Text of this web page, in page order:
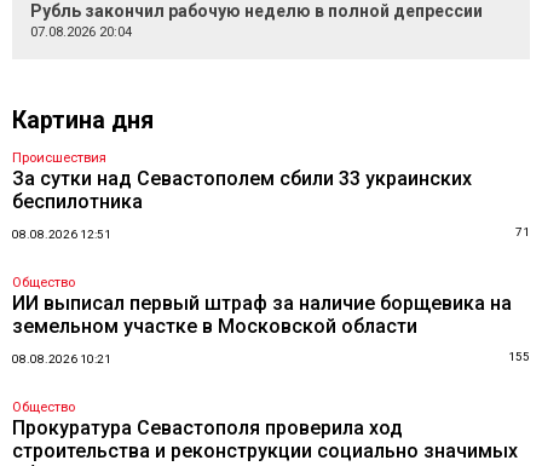
Рубль закончил рабочую неделю в полной депрессии
07.08.2026 20:04
Картина дня
Происшествия
За сутки над Севастополем сбили 33 украинских
беспилотника
08.08.2026 12:51 71
Общество
ИИ выписал первый штраф за наличие борщевика на
земельном участке в Московской области
08.08.2026 10:21 155
Общество
Прокуратура Севастополя проверила ход
строительства и реконструкции социально значимых